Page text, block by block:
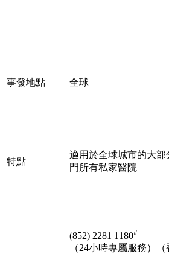
事發地點 全球
特點
適用於全球城市的大
門所有私家醫院
(852) 2281 1180#
（24小時專屬服務）（